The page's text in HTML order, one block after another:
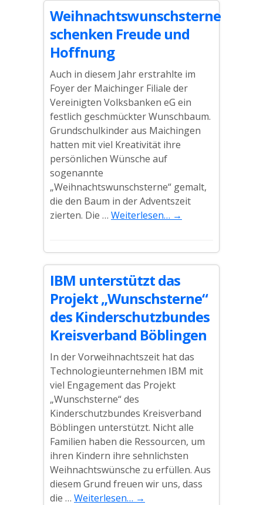
Weihnachtswunschsterne
schenken Freude und
Hoffnung
Auch in diesem Jahr erstrahlte im
Foyer der Maichinger Filiale der
Vereinigten Volksbanken eG ein
festlich geschmückter Wunschbaum.
Grundschulkinder aus Maichingen
hatten mit viel Kreativität ihre
persönlichen Wünsche auf
sogenannte
„Weihnachtswunschsterne“ gemalt,
die den Baum in der Adventszeit
zierten. Die … Weiterlesen… →
IBM unterstützt das
Projekt „Wunschsterne“
des Kinderschutzbundes
Kreisverband Böblingen
In der Vorweihnachtszeit hat das
Technologieunternehmen IBM mit
viel Engagement das Projekt
„Wunschsterne“ des
Kinderschutzbundes Kreisverband
Böblingen unterstützt. Nicht alle
Familien haben die Ressourcen, um
ihren Kindern ihre sehnlichsten
Weihnachtswünsche zu erfüllen. Aus
diesem Grund freuen wir uns, dass
die … Weiterlesen… →